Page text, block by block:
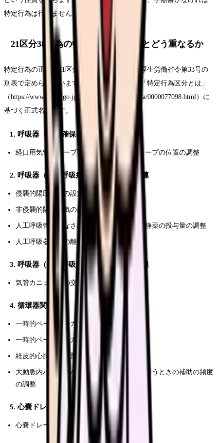
特定行為は行えません。
21区分38行為の中身：自分の業務とどう重なるか
特定行為の正式な21区分38行為は、平成27年厚生労働省令第33号の
別表で定められています。以下は厚生労働省「特定行為区分とは」
（https://www.mhlw.go.jp/stf/seisakunitsuite/bunya/0000077098.html）に
基づく正式名称です。
1. 呼吸器（気道確保に係るもの）関連
経口用気管チューブまたは経鼻用気管チューブの位置の調整
2. 呼吸器（人工呼吸療法に係るもの）関連
侵襲的陽圧換気の設定の変更
非侵襲的陽圧換気の設定の変更
人工呼吸管理がなされている者に対する鎮静薬の投与量の調整
人工呼吸器からの離脱
3. 呼吸器（長期呼吸療法に係るもの）関連
気管カニューレの交換
4. 循環器関連
一時的ペースメーカの操作および管理
一時的ペースメーカリードの抜去
経皮的心肺補助装置の操作および管理
大動脈内バルーンパンピングからの離脱を行うときの補助の頻度
の調整
5. 心嚢ドレーン管理関連
心嚢ドレーンの抜去